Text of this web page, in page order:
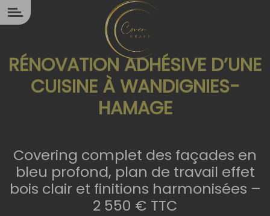
Panneau de gestion des cookies
RÉNOVATION ADHÉSIVE D’UNE
CUISINE À WANDIGNIES-
HAMAGE
Covering complet des façades en
bleu profond, plan de travail effet
bois clair et finitions harmonisées –
2 550 € TTC